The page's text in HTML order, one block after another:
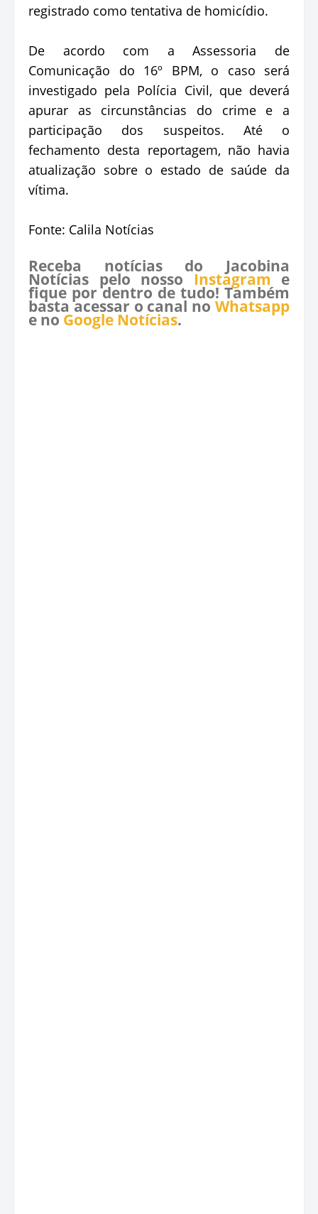
registrado como tentativa de homicídio.
De acordo com a Assessoria de
Comunicação do 16º BPM, o caso será
investigado pela Polícia Civil, que deverá
apurar as circunstâncias do crime e a
participação dos suspeitos. Até o
fechamento desta reportagem, não havia
atualização sobre o estado de saúde da
vítima.
Fonte: Calila Notícias
Receba notícias do Jacobina
Notícias pelo nosso Instagram e
fique por dentro de tudo! Também
basta acessar o canal no Whatsapp
e no Google Notícias.